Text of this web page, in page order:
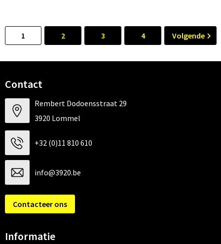
1 2 3 4 Volgende
Contact
Rembert Dodoensstraat 29
3920 Lommel
+32 (0)11 810 610
info@3920.be
Contacteer ons
Informatie